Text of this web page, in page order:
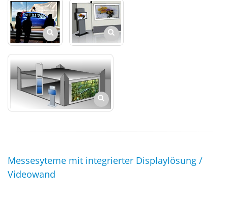
Messesyteme mit integrierter Displaylösung /
Videowand